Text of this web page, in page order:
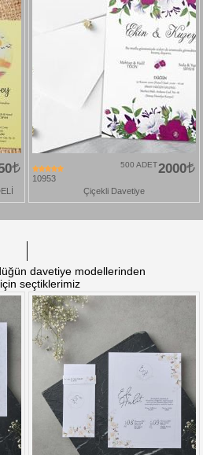
10953
2000
500 ADET
Çiçekli Davetiye
davetiye modellerinden
seçtiklerimiz